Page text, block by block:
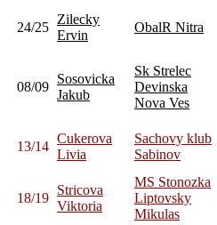
24/25
Zilecky
Ervin
ObalR Nitra
08/09
Sosovicka
Jakub
Sk Strelec
Devinska
Nova Ves
13/14
Cukerova
Livia
Sachovy klub
Sabinov
18/19
Stricova
Viktoria
MS Stonozka
Liptovsky
Mikulas